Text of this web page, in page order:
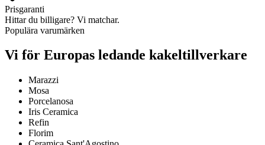
Prisgaranti
Hittar du billigare? Vi matchar.
Populära varumärken
Vi för Europas ledande kakeltillverkare
Marazzi
Mosa
Porcelanosa
Iris Ceramica
Refin
Florim